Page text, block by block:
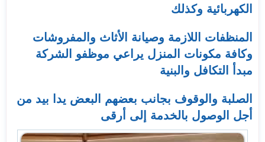
الكهربائية وكذلك
المنظفات اللازمة وصيانة الأثاث والمفروشات
وكافة مكونات المنزل يراعي موظفو الشركة
مبدأ التكافل والبنية
الصلبة والوقوف بجانب بعضهم البعض يدا بيد من
أجل الوصول بالخدمة إلى أرقى